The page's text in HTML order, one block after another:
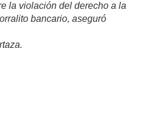
la violación del derecho a la
bancario, aseguró